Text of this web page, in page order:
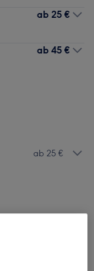
ab 25 €
ab 45 €
ab 25 €